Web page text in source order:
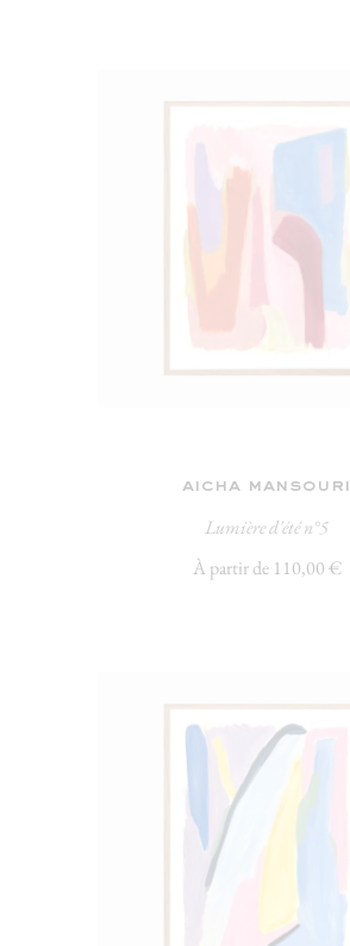
aicha mansouri
Lumière d'été n°5
À partir de 110,00 €